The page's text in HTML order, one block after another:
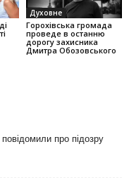
Духовне
Горохівська громада
проведе в останню
дорогу захисника
Дмитра Обозовського
про підозру